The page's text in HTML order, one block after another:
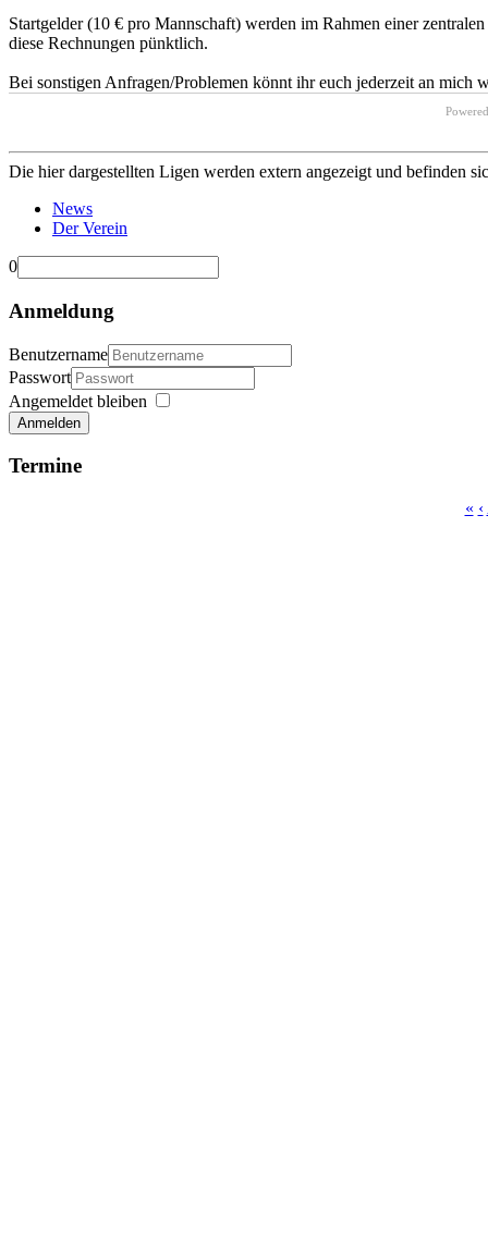
Startgelder (10 € pro Mannschaft) werden im Rahmen einer
diese Rechnungen pünktlich.
Bei sonstigen Anfragen/Problemen könnt ihr euch jederzeit an mich
Die hier dargestellten Ligen werden extern angezeigt und befinden
News
Der Verein
0
Anmeldung
Benutzername
Passwort
Angemeldet bleiben
Anmelden
Termine
« ‹